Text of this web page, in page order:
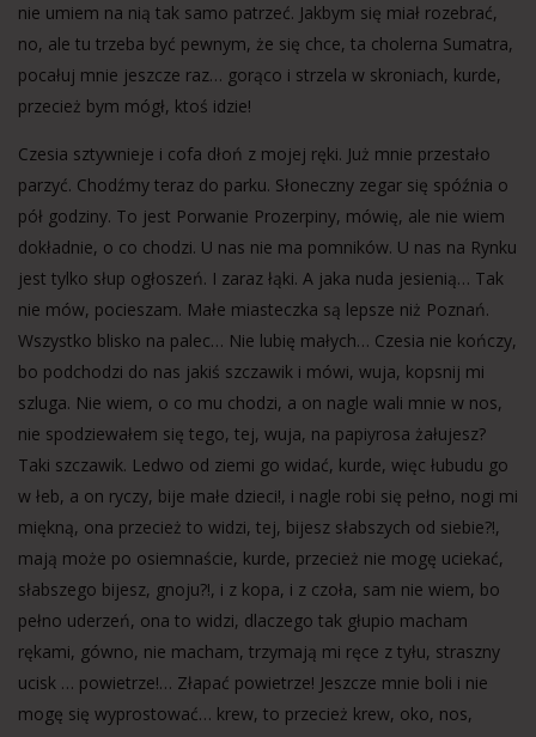
nie umiem na nią tak samo patrzeć. Jakbym się miał rozebrać,
no, ale tu trzeba być pewnym, że się chce, ta cholerna Sumatra,
pocałuj mnie jeszcze raz… gorąco i strzela w skroniach, kurde,
przecież bym mógł, ktoś idzie!
Czesia sztywnieje i cofa dłoń z mojej ręki. Już mnie przestało
parzyć. Chodźmy teraz do parku. Słoneczny zegar się spóźnia o
pół godziny. To jest Porwanie Prozerpiny, mówię, ale nie wiem
dokładnie, o co chodzi. U nas nie ma pomników. U nas na Rynku
jest tylko słup ogłoszeń. I zaraz łąki. A jaka nuda jesienią… Tak
nie mów, pocieszam. Małe miasteczka są lepsze niż Poznań.
Wszystko blisko na palec… Nie lubię małych… Czesia nie kończy,
bo podchodzi do nas jakiś szczawik i mówi, wuja, kopsnij mi
szluga. Nie wiem, o co mu chodzi, a on nagle wali mnie w nos,
nie spodziewałem się tego, tej, wuja, na papiyrosa żałujesz?
Taki szczawik. Ledwo od ziemi go widać, kurde, więc łubudu go
w łeb, a on ryczy, bije małe dzieci!, i nagle robi się pełno, nogi mi
miękną, ona przecież to widzi, tej, bijesz słabszych od siebie?!,
mają może po osiemnaście, kurde, przecież nie mogę uciekać,
słabszego bijesz, gnoju?!, i z kopa, i z czoła, sam nie wiem, bo
pełno uderzeń, ona to widzi, dlaczego tak głupio macham
rękami, gówno, nie macham, trzymają mi ręce z tyłu, straszny
ucisk … powietrze!… Złapać powietrze! Jeszcze mnie boli i nie
mogę się wyprostować… krew, to przecież krew, oko, nos,